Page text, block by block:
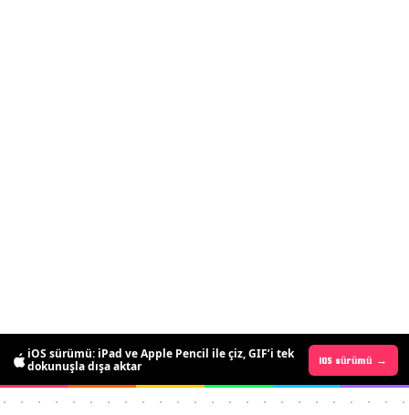
Android sürümü →
iOS sürümü: iPad ve Apple Pencil ile çiz, GIF’i tek
dokunuşla dışa aktar
iOS sürümü →